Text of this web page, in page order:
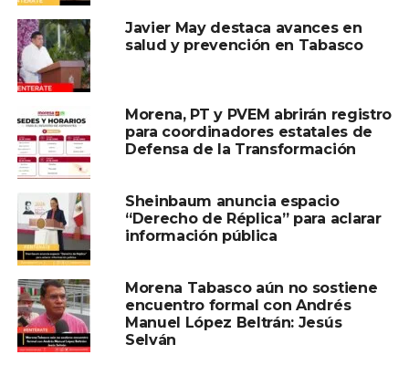
Javier May destaca avances en
salud y prevención en Tabasco
Morena, PT y PVEM abrirán registro
para coordinadores estatales de
Defensa de la Transformación
Sheinbaum anuncia espacio
“Derecho de Réplica” para aclarar
información pública
Morena Tabasco aún no sostiene
encuentro formal con Andrés
Manuel López Beltrán: Jesús
Selván